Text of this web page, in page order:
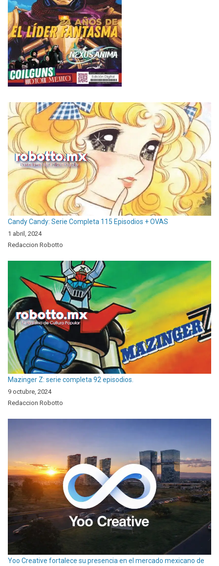
Candy Candy: Serie Completa 115 Episodios + OVAS
1 abril, 2024
Redaccion Robotto
Mazinger Z: serie completa 92 episodios.
9 octubre, 2024
Redaccion Robotto
Yoo Creative fortalece su presencia en el mercado mexicano de